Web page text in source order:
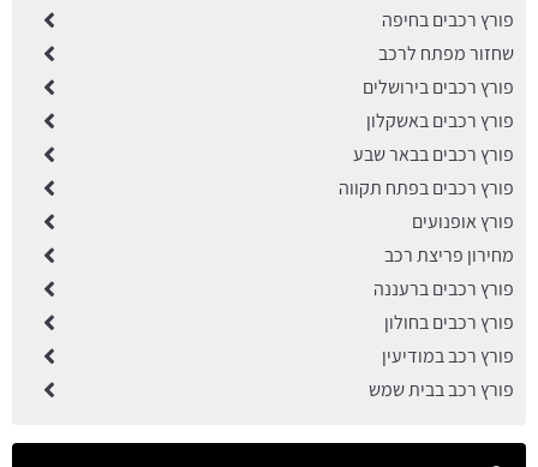
פורץ רכבים בחיפה
שחזור מפתח לרכב
פורץ רכבים בירושלים
פורץ רכבים באשקלון
פורץ רכבים בבאר שבע
פורץ רכבים בפתח תקווה
פורץ אופנועים
מחירון פריצת רכב
פורץ רכבים ברעננה
פורץ רכבים בחולון
פורץ רכב במודיעין
פורץ רכב בבית שמש